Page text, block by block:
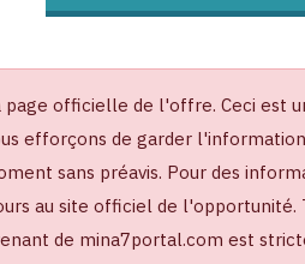
page officielle de l'offre. Ceci est
efforçons de garder
sans préavis. Pour des
au site officiel de l'opportunité.
de mina7portal.com est